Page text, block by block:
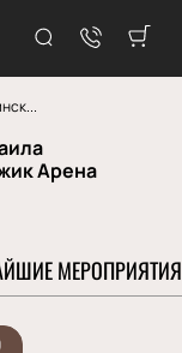
Арена
МЕРОПРИЯТИЯ